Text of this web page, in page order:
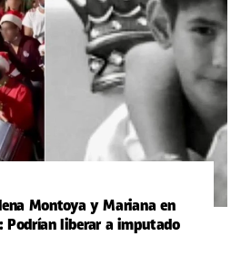
Montoya y Mariana en
Podrían liberar a imputado